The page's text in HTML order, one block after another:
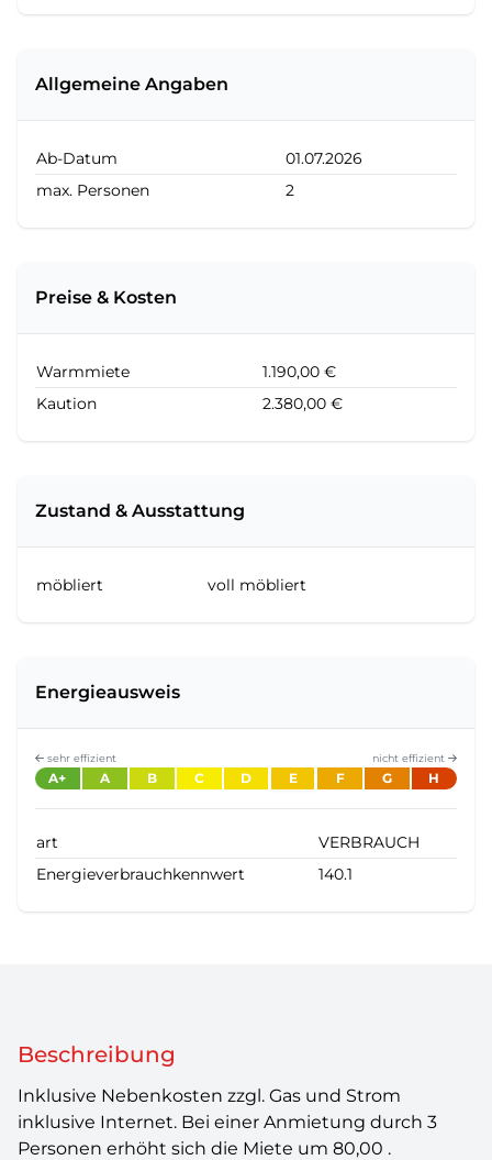
Allgemeine Angaben
Ab-Datum
01.07.2026
max. Personen
2
Preise & Kosten
Warmmiete
1.190,00 €
Kaution
2.380,00 €
Zustand & Ausstattung
möbliert voll möbliert
Energieausweis
sehr effizient nicht effizient
A+ A B C D E F G H
art
VERBRAUCH
Energieverbrauchkennwert
140.1
Beschreibung
Inklusive Nebenkosten zzgl. Gas und Strom
inklusive Internet. Bei einer Anmietung durch 3
Personen erhöht sich die Miete um 80,00 .